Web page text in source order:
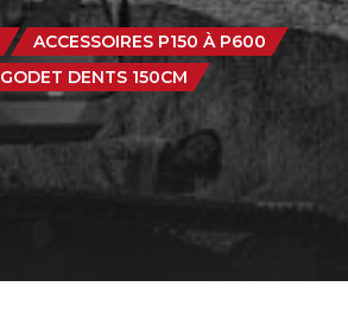
ACCESSOIRES P150 À P600
GODET DENTS 150CM